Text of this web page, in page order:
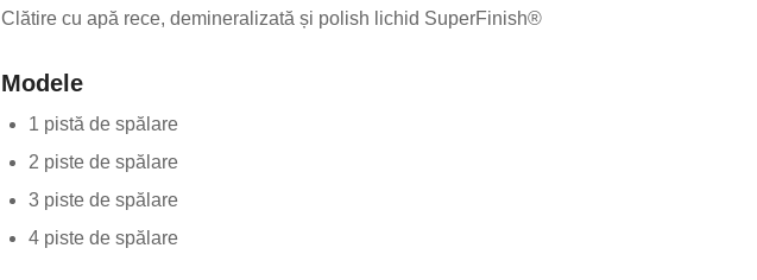
Clătire cu apă rece, demineralizată și polish lichid SuperFinish®
Modele
1 pistă de spălare
2 piste de spălare
3 piste de spălare
4 piste de spălare